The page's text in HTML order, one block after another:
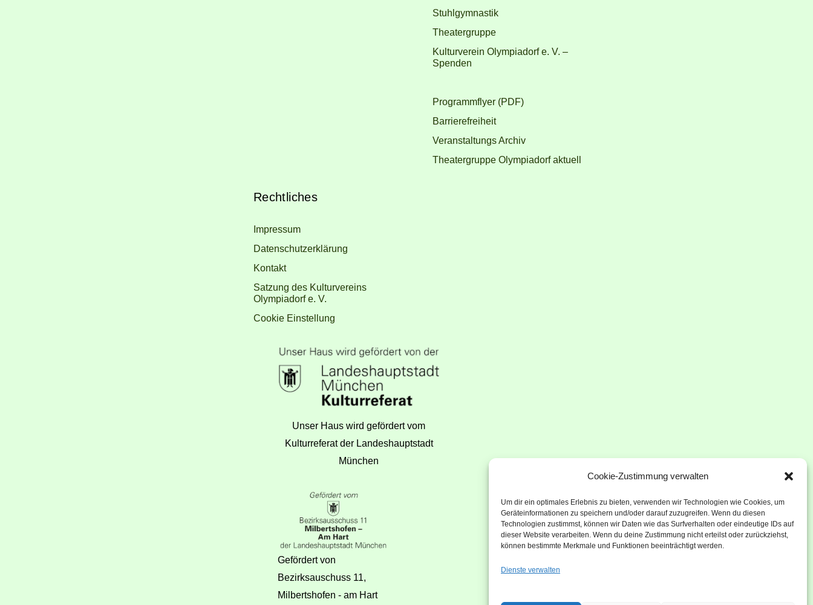
Cookie-Zustimmung verwalten
Um dir ein optimales Erlebnis zu bieten, verwenden wir Technologien wie Cookies, um
Geräteinformationen zu speichern und/oder darauf zuzugreifen. Wenn du diesen
Technologien zustimmst, können wir Daten wie das Surfverhalten oder eindeutige IDs auf
dieser Website verarbeiten. Wenn du deine Zustimmung nicht erteilst oder zurückziehst,
können bestimmte Merkmale und Funktionen beeinträchtigt werden.
Dienste verwalten
Stuhlgymnastik
Theatergruppe
Kulturverein Olympiadorf e. V. –
Spenden
Programmflyer (PDF)
Barrierefreiheit
Veranstaltungs Archiv
Theatergruppe Olympiadorf aktuell
Rechtliches
Impressum
Datenschutzerklärung
Kontakt
Satzung des Kulturvereins
Olympiadorf e. V.
Cookie Einstellung
Unser Haus wird gefördert vom
Kulturreferat der Landeshauptstadt
München
Gefördert von
Bezirksauschuss 11,
Milbertshofen - am Hart